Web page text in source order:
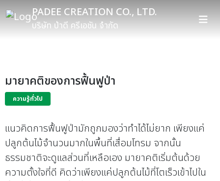
PADEE CREATION CO., LTD.
บริษัท ป่าดี ครีเอชัน จำกัด
มายาคติของการฟื้นฟูป่า
ความรู้ทั่วไป
แนวคิดการฟื้นฟูป่ามักถูกมองว่าทำได้ไม่ยาก เพียงแค่
ปลูกต้นไม้จำนวนมากในพื้นที่เสื่อมโทรม จากนั้น
ธรรมชาติจะดูแลส่วนที่เหลือเอง มายาคติเริ่มต้นด้วย
ความตั้งใจที่ดี คิดว่าเพียงแค่ปลูกต้นไม้ที่โตเร็วเข้าไปใน